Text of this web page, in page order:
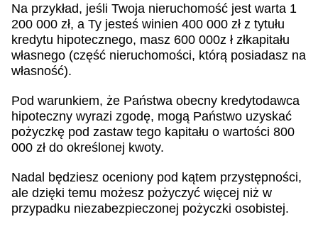
Na przykład, jeśli Twoja nieruchomość jest warta 1
200 000 zł, a Ty jesteś winien 400 000 zł z tytułu
kredytu hipotecznego, masz 600 000z ł złkapitału
własnego (część nieruchomości, którą posiadasz na
własność).
Pod warunkiem, że Państwa obecny kredytodawca
hipoteczny wyrazi zgodę, mogą Państwo uzyskać
pożyczkę pod zastaw tego kapitału o wartości 800
000 zł do określonej kwoty.
Nadal będziesz oceniony pod kątem przystępności,
ale dzięki temu możesz pożyczyć więcej niż w
przypadku niezabezpieczonej pożyczki osobistej.